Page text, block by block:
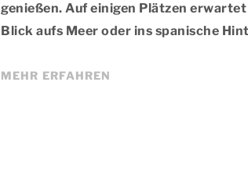
genießen. Auf einigen Plätzen
Blick aufs Meer oder ins spanische
MEHR ERFAHREN